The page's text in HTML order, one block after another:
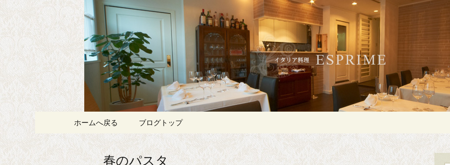
白金・広尾のイタリアン「
スプリメ）」
記念日やデートにおすすめ、白金・広尾のイタリアン「ESPRIME（エス
コンテンツへ移動
ホームへ戻る ブログトップ
春のパスタ